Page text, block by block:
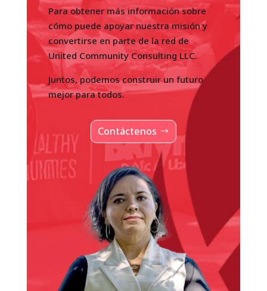
Para obtener más información sobre
cómo puede apoyar nuestra misión y
convertirse en parte de la red de
United Community Consulting LLC.
Juntos, podemos construir un futuro
mejor para todos.
Contáctenos